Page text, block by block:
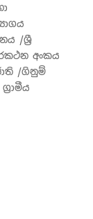
/ශ්‍රී
අංකය
/ගිනුම්